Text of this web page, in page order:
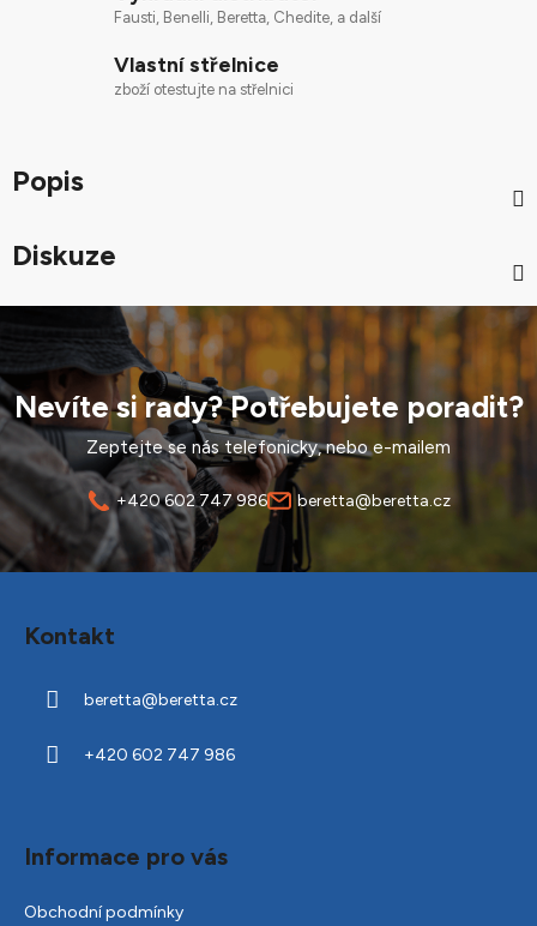
Fausti, Benelli, Beretta, Chedite, a další
Vlastní střelnice
zboží otestujte na střelnici
Popis
Diskuze
Nevíte si rady? Potřebujete poradit?
Zeptejte se nás telefonicky, nebo e-mailem
+420 602 747 986 beretta@beretta.cz
Kontakt
beretta@beretta.cz
+420 602 747 986
Informace pro vás
Obchodní podmínky